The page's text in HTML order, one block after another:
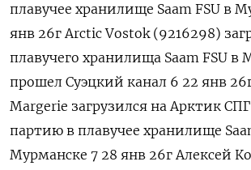
плавучее хранилище Saam FSU в
янв 26г Arctic Vostok (9216298)
плавучего хранилища Saam FSU в
прошел Суэцкий канал 6 22 янв
Margerie загрузился на Арктик
партию в плавучее хранилище
Мурманске 7 28 янв 26г Алексей